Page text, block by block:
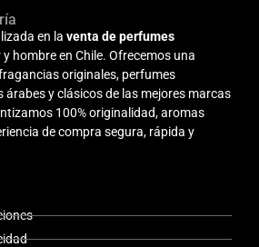
en la venta de perfumes
hombre en Chile. Ofrecemos una
originales, perfumes
y clásicos de las mejores marcas
100% originalidad, aromas
de compra segura, rápida y